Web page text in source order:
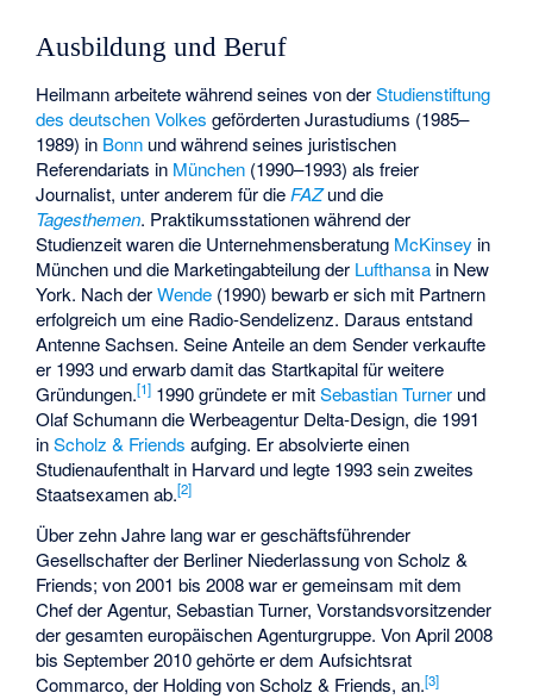
Ausbildung und Beruf
Heilmann arbeitete während seines von derStudienstiftung
des deutschen Volkes geförderten Jurastudiums (1985–
1989) in Bonn und während seines juristischen
Referendariats in München (1990–1993) als freier
Journalist, unter anderem für die FAZund die
Tagesthemen. Praktikumsstationen während der
Studienzeit waren die Unternehmensberatung McKinsey in
München und die Marketingabteilung der Lufthansa in New
York. Nach derWende (1990) bewarb er sich mit Partnern
erfolgreich um eine Radio-Sendelizenz. Daraus entstand
Antenne Sachsen. Seine Anteile an dem Sender verkaufte
er 1993 und erwarb damit das Startkapital für weitere
Gründungen.[1] 1990 gründete er mitSebastian Turner und
Olaf Schumann die Werbeagentur Delta-Design, die 1991
inScholz & Friends aufging. Er absolvierte einen
Studienaufenthalt in Harvard und legte 1993 sein zweites
Staatsexamen ab.[2]
Über zehn Jahre lang war er geschäftsführender
Gesellschafter der Berliner Niederlassung von Scholz &
Friends; von 2001 bis 2008 war er gemeinsam mit dem
Chef der Agentur, Sebastian Turner, Vorstandsvorsitzender
der gesamten europäischen Agenturgruppe. Von April 2008
bis September 2010 gehörte er dem Aufsichtsrat
Commarco, der Holding von Scholz & Friends, an.[3]